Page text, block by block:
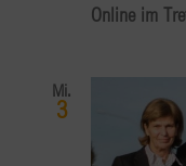
Online im
Mi.
3